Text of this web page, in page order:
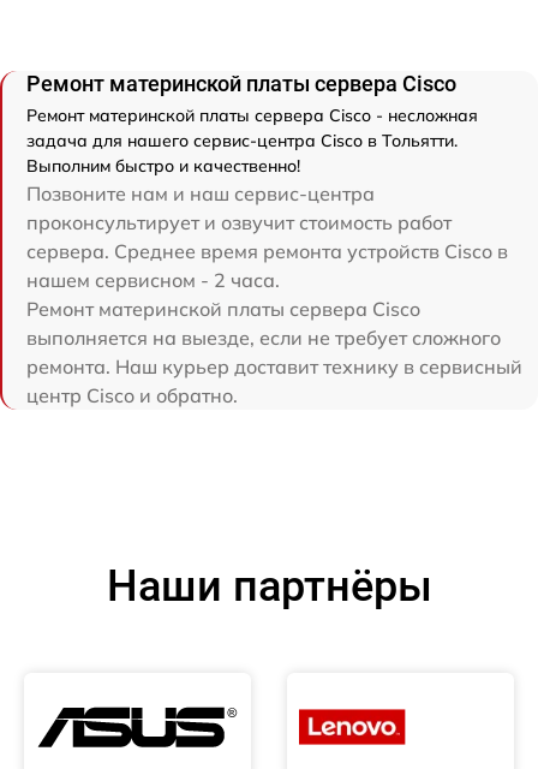
Ремонт материнской платы сервера Cisco
Ремонт материнской платы сервера Cisco - несложная
задача для нашего сервис-центра Cisco в Тольятти.
Выполним быстро и качественно!
Позвоните нам и наш сервис-центра
проконсультирует и озвучит стоимость работ
сервера. Среднее время ремонта устройств Cisco в
нашем сервисном - 2 часа.
Ремонт материнской платы сервера Cisco
выполняется на выезде, если не требует сложного
ремонта. Наш курьер доставит технику в сервисный
центр Cisco и обратно.
Наши партнёры